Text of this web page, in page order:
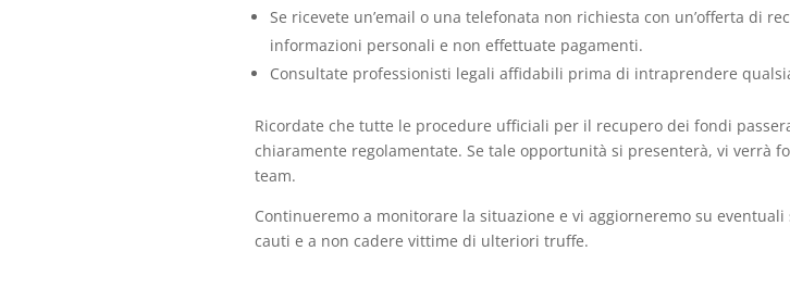
Se ricevete un’email o una telefonata non richiesta con un’offerta di
informazioni personali e non effettuate pagamenti.
Consultate professionisti legali affidabili prima di intraprendere
Ricordate che tutte le procedure ufficiali per il recupero dei fondi
chiaramente regolamentate. Se tale opportunità si presenterà, vi verrà
team.
Continueremo a monitorare la situazione e vi aggiorneremo su
cauti e a non cadere vittime di ulteriori truffe.